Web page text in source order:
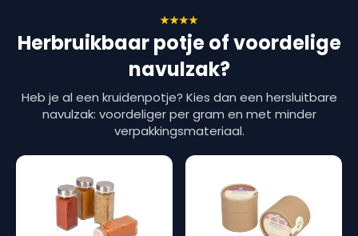
Herbruikbaar potje of voordelige
navulzak?
Heb je al een kruidenpotje? Kies dan een hersluitbare
navulzak: voordeliger per gram en met minder
verpakkingsmateriaal.